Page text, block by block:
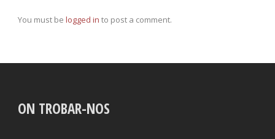
You must be logged in to post a comment.
ON TROBAR-NOS